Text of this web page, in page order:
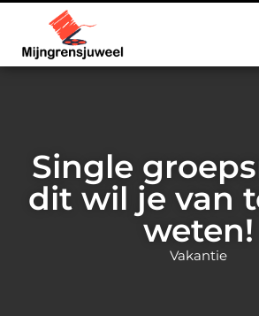
Single
dit wil je van
weten!
Vakantie